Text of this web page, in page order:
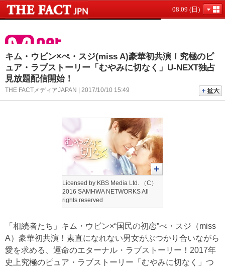
08.09 (日)
キム・ウビン×ぺ・スジ(miss A)豪華初共演！究極のピ
ュア・ラブストーリー「むやみに切なく」U-NEXT独占
見放題配信開始！
THE FACTメディアJAPAN | 2017/10/10 15:49
Licensed by KBS Media Ltd. （C）
2016 SAMHWA NETWORKS All
rights reserved
「相続者たち」キム・ウビン×“国民の初恋”ぺ・スジ（miss
A）豪華初共演！素直になれない男女がぶつかり合いながら
愛を求める、運命のエターナル・ラブストーリー！2017年
史上究極のピュア・ラブストーリー「むやみに切なく」つ